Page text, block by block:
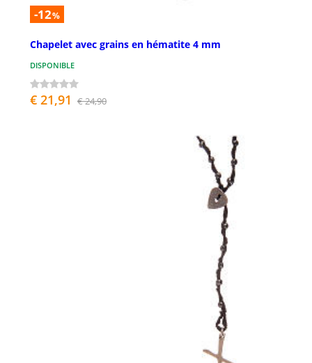
-12%
Chapelet avec grains en hématite 4 mm
DISPONIBLE
€ 21,91 € 24,90